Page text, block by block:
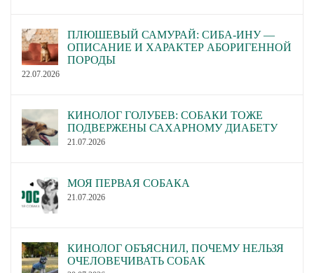
ПЛЮШЕВЫЙ САМУРАЙ: СИБА-ИНУ —
ОПИСАНИЕ И ХАРАКТЕР АБОРИГЕННОЙ
ПОРОДЫ
22.07.2026
КИНОЛОГ ГОЛУБЕВ: СОБАКИ ТОЖЕ
ПОДВЕРЖЕНЫ САХАРНОМУ ДИАБЕТУ
21.07.2026
МОЯ ПЕРВАЯ СОБАКА
21.07.2026
КИНОЛОГ ОБЪЯСНИЛ, ПОЧЕМУ НЕЛЬЗЯ
ОЧЕЛОВЕЧИВАТЬ СОБАК